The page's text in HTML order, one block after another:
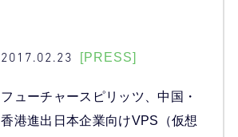
2017.02.23 [PRESS]
フューチャースピリッツ、中国・
香港進出日本企業向けVPS（仮想